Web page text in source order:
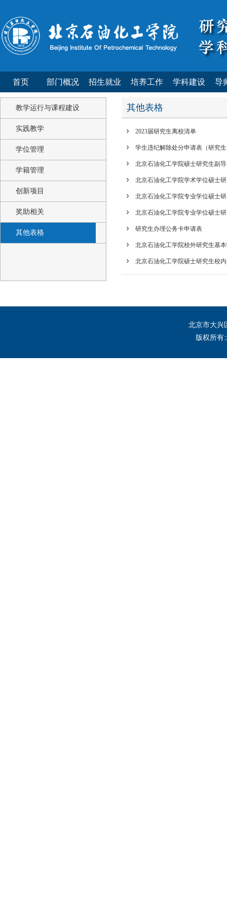
首页 部门概况 招生就业 培养工作 学科建设 导
教学运行与课程建设
实践教学
学位管理
学籍管理
创新项目
奖助相关
其他表格
其他表格
2023届研究生离校清单
学生违纪解除处分申请表（研究
北京石油化工学院硕士研究生副
北京石油化工学院学术学位硕士
北京石油化工学院专业学位硕士
北京石油化工学院专业学位硕士
研究生办理公务卡申请表
北京石油化工学院校外研究生基
北京石油化工学院硕士研究生校
北京市大兴
版权所有